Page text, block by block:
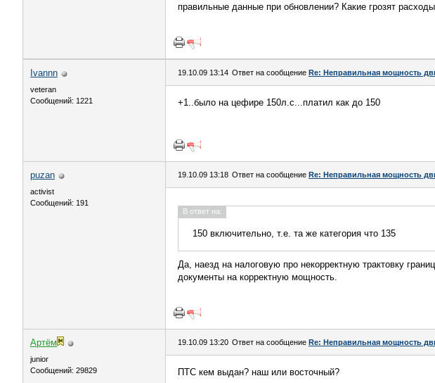
правильные данные при обновлении? Какие грозят
Ivannn
veteran
Сообщений: 1221
19.10.09 13:14 Ответ на сообщение Re: Неправильная мощность
+1..было на цефире 150л.с...платил как до 150
puzan
activist
Сообщений: 191
19.10.09 13:18 Ответ на сообщение Re: Неправильная мощность
В ответ на:
150 включительно, т.е. та же категория что 135
Да, наезд на налоговую про некорректную трактовку
документы на корректную мощность.
Артём
juniоr
Сообщений: 29829
19.10.09 13:20 Ответ на сообщение Re: Неправильная мощность
ПТС кем выдан? наш или восточный?